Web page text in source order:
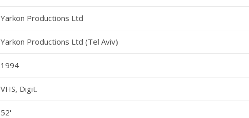
Yarkon Productions Ltd
Yarkon Productions Ltd (Tel Aviv)
1994
VHS, Digit.
52'